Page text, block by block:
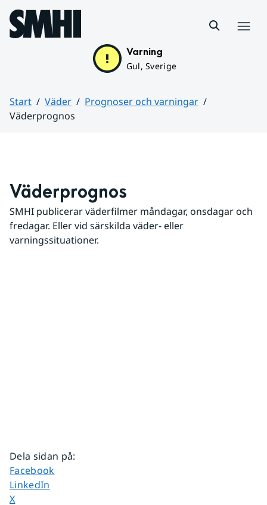
Hoppa till sidans innehåll
Varning
Gul, Sverige
Start Väder
Prognoser och varningar
Väderprognos
Väderprognos
SMHI publicerar väderfilmer måndagar, onsdagar och
fredagar. Eller vid särskilda väder- eller
varningssituationer.
Dela sidan på:
Dela sidan på
Facebook
Dela sidan på
LinkedIn
Dela sidan på
X